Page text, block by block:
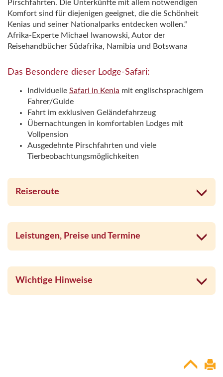
Pirschfahrten. Die Unterkünfte mit allem notwendigen
Komfort sind für diejenigen geeignet, die die Schönheit
Kenias und seiner Nationalparks entdecken wollen.“
Afrika-Experte Michael Iwanowski, Autor der
Reisehandbücher Südafrika, Namibia und Botswana
Das Besondere dieser Lodge-Safari:
Individuelle Safari in Kenia mit englischsprachigem
Fahrer/Guide
Fahrt im exklusiven Geländefahrzeug
Übernachtungen in komfortablen Lodges mit
Vollpension
Ausgedehnte Pirschfahrten und viele
Tierbeobachtungsmöglichkeiten
Reiseroute
Leistungen, Preise und Termine
Wichtige Hinweise